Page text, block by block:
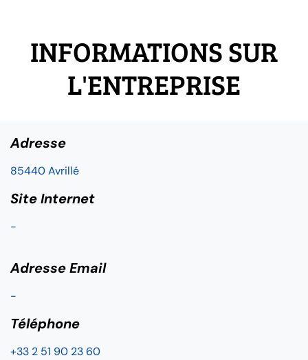
INFORMATIONS SUR
L'ENTREPRISE
Adresse
85440 Avrillé
Site Internet
-
Adresse Email
-
Téléphone
+33 2 51 90 23 60